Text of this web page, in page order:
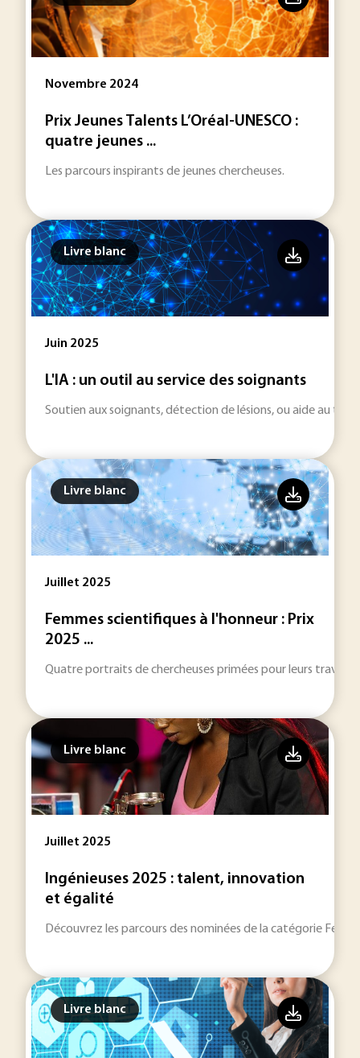
Novembre 2024
Prix Jeunes Talents L’Oréal-UNESCO :
quatre jeunes ...
Les parcours inspirants de jeunes chercheuses.
Livre blanc
Juin 2025
L'IA : un outil au service des soignants
Soutien aux soignants, détection de lésions, ou aide au
Livre blanc
Juillet 2025
Femmes scientifiques à l'honneur : Prix
2025 ...
Quatre portraits de chercheuses primées pour leurs
Livre blanc
Juillet 2025
Ingénieuses 2025 : talent, innovation
et égalité
Découvrez les parcours des nominées de la catégorie
Livre blanc